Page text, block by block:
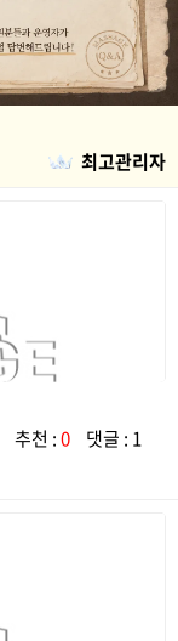
최고관리자
추천 :0 댓글 : 1